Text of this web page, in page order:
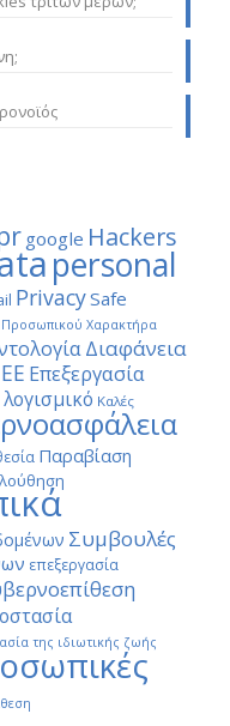
google Hackers
personal
PrivacySafe
Χαρακτήρα
Διαφάνεια
ΕΕ Επεξεργασία
Καλές
Παραβίαση
Συμβουλές
επεξεργασία
της ιδιωτικής ζωής